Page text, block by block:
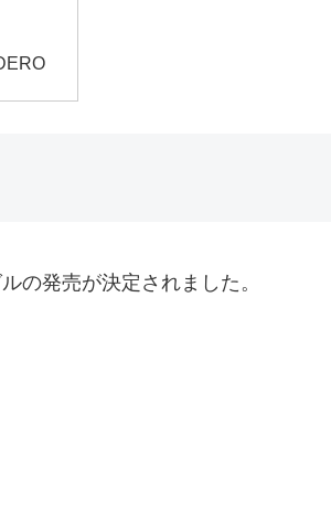
の発売が決定されました。